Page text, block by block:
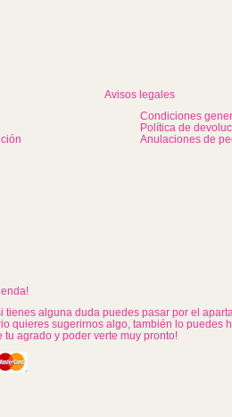
Avisos legales
Condiciones
Política de
Anulaciones de
tienes alguna duda puedes pasar por el
quieres sugerirnos algo, también lo puedes
tu agrado y poder verte muy pronto!